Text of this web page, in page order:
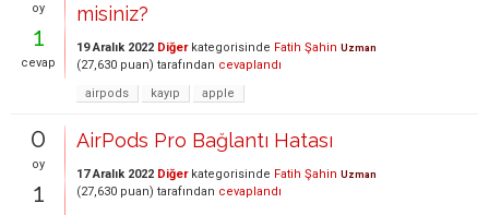
oy
1
cevap
misiniz?
19 Aralık 2022 Diğerkategorisinde Fatih Şahin Uzman
(27,630 puan) tarafından cevaplandı
airpods
kayıp apple
0
oy
1
AirPods Pro Bağlantı Hatası
17 Aralık 2022 Diğerkategorisinde Fatih Şahin Uzman
(27,630 puan) tarafından cevaplandı